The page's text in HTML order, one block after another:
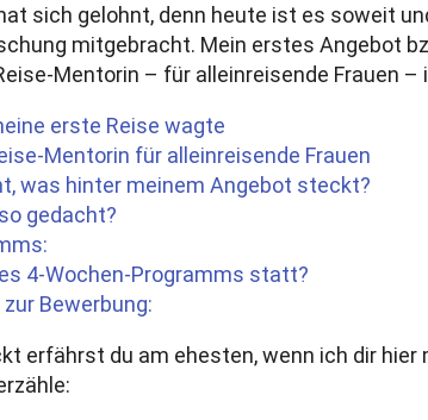
sich gelohnt, denn heute ist es soweit
mitgebracht. Mein erstes Angebot
Mentorin – für alleinreisende Frauen –
erste Reise wagte
Mentorin für alleinreisende Frauen
was hinter meinem Angebot steckt?
gedacht?
4-Wochen-Programms statt?
Bewerbung:
erfährst du am ehesten, wenn ich dir hier